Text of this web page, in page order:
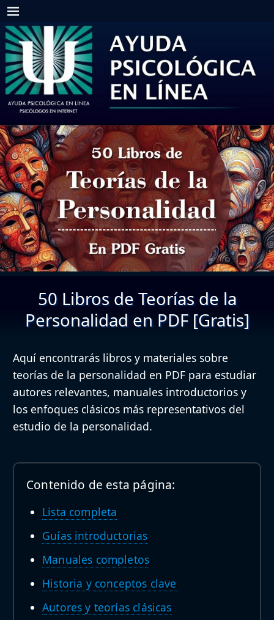
50 Libros de Teorías de la
Personalidad en PDF [Gratis]
Aquí encontrarás libros y materiales sobre
teorías de la personalidad en PDF para estudiar
autores relevantes, manuales introductorios y
los enfoques clásicos más representativos del
estudio de la personalidad.
Contenido de esta página:
Lista completa
Guías introductorias
Manuales completos
Historia y conceptos clave
Autores y teorías clásicas